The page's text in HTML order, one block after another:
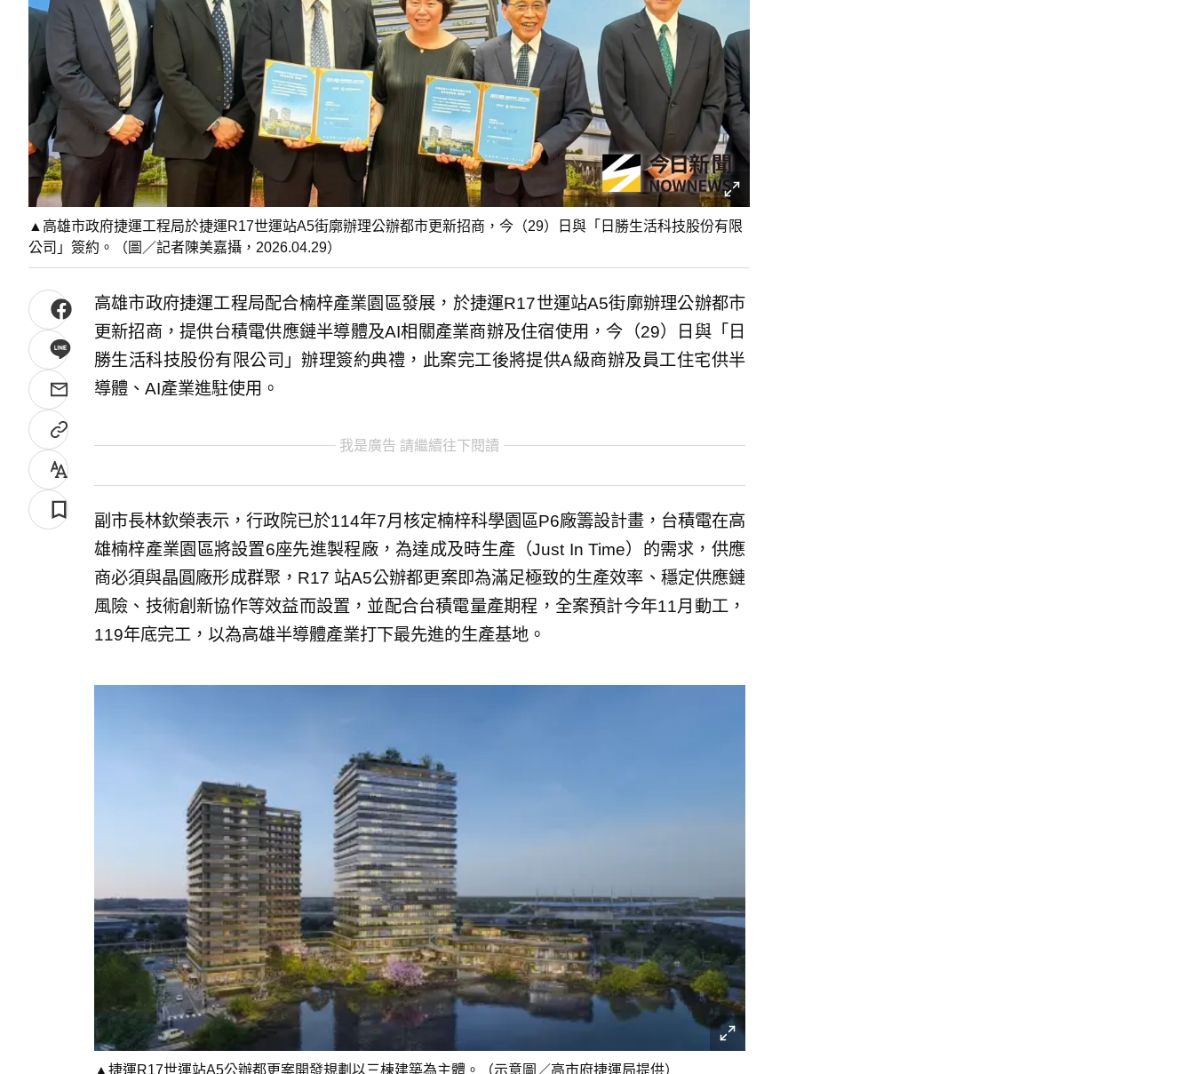
▲高雄市政府捷運工程局於捷運R17世運站A5街廓辦理公辦都市更新招商，今（29）日與「日勝生活科技股份有限
公司」簽約。（圖／記者陳美嘉攝，2026.04.29）
高雄市政府捷運工程局配合楠梓產業園區發展，於捷運R17世運站A5街廓辦理公辦都市
更新招商，提供台積電供應鏈半導體及AI相關產業商辦及住宿使用，今（29）日與「日
勝生活科技股份有限公司」辦理簽約典禮，此案完工後將提供A級商辦及員工住宅供半
導體、AI產業進駐使用。
我是廣告 請繼續往下閱讀
副市長林欽榮表示，行政院已於114年7月核定楠梓科學園區P6廠籌設計畫，台積電在高
雄楠梓產業園區將設置6座先進製程廠，為達成及時生產（Just In Time）的需求，供應
商必須與晶圓廠形成群聚，R17 站A5公辦都更案即為滿足極致的生產效率、穩定供應鏈
風險、技術創新協作等效益而設置，並配合台積電量產期程，全案預計今年11月動工，
119年底完工，以為高雄半導體產業打下最先進的生產基地。
▲捷運R17世運站A5公辦都更案開發規劃以三棟建築為主體。（示意圖／高市府捷運局提供）